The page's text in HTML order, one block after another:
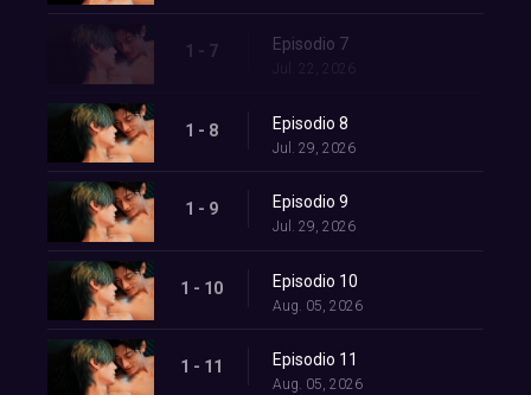
1 - 7 Episodio 7
Jul. 22, 2026
1 - 8 Episodio 8
Jul. 29, 2026
1 - 9 Episodio 9
Jul. 29, 2026
1 - 10 Episodio 10
Aug. 05, 2026
1 - 11 Episodio 11
Aug. 05, 2026